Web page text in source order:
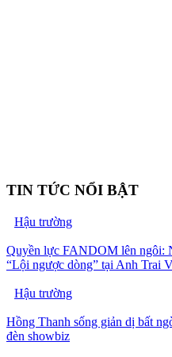
TIN TỨC NỔI BẬT
Hậu trường
Quyền lực FANDOM lên ngôi:
“Lội ngược dòng” tại Anh Trai
Hậu trường
Hồng Thanh sống giản dị bất
đèn showbiz